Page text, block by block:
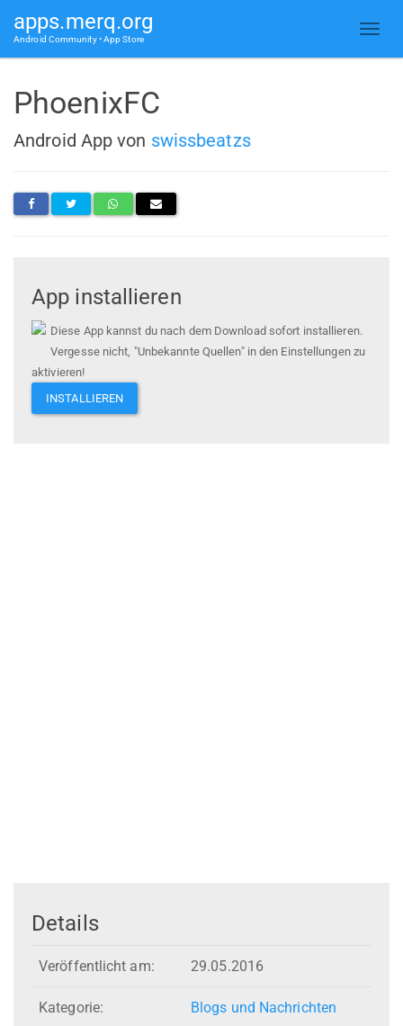
apps.merq.org
Android Community • App Store
PhoenixFC
Android App von swissbeatzs
App installieren
Diese App kannst du nach dem Download sofort installieren.
Vergesse nicht, "Unbekannte Quellen" in den Einstellungen zu
aktivieren!
INSTALLIEREN
Details
Veröffentlicht am: 29.05.2016
Kategorie: Blogs und Nachrichten